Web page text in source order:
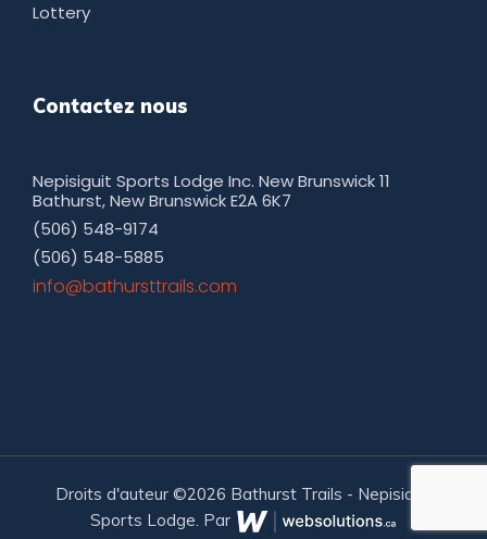
Lottery
Contactez nous
Nepisiguit Sports Lodge Inc. New Brunswick 11
Bathurst, New Brunswick E2A 6K7
(506) 548-9174
(506) 548-5885
moc.sliarttsruhtab@ofni
Droits d'auteur ©2026 Bathurst Trails - Nepisiquit
Sports Lodge. Par